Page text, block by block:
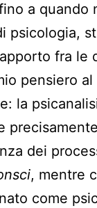
a quando
psicologia,
fra le
pensiero al
la
dei
, mentre
come